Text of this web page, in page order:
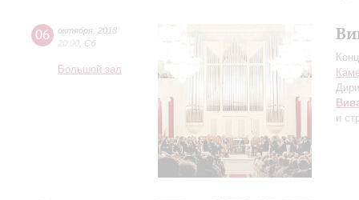
06 октября 2018
20:00 Сб
Большой зал
и